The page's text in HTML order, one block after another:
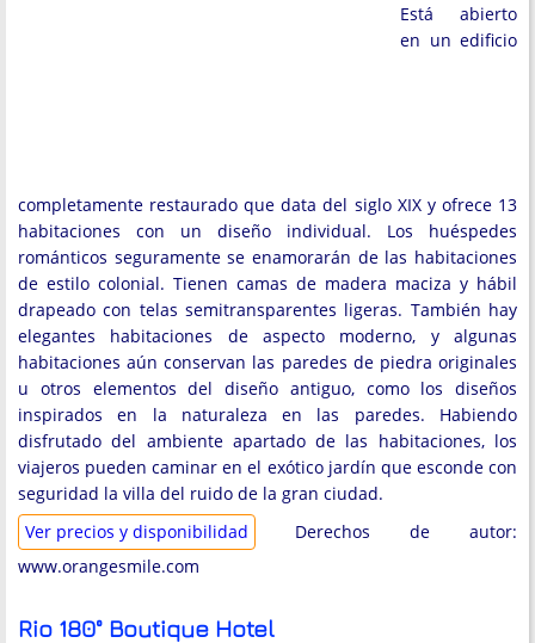
Está abierto
en un edificio
completamente restaurado que data del siglo XIX y ofrece 13
habitaciones con un diseño individual. Los huéspedes
románticos seguramente se enamorarán de las habitaciones
de estilo colonial. Tienen camas de madera maciza y hábil
drapeado con telas semitransparentes ligeras. También hay
elegantes habitaciones de aspecto moderno, y algunas
habitaciones aún conservan las paredes de piedra originales
u otros elementos del diseño antiguo, como los diseños
inspirados en la naturaleza en las paredes. Habiendo
disfrutado del ambiente apartado de las habitaciones, los
viajeros pueden caminar en el exótico jardín que esconde con
seguridad la villa del ruido de la gran ciudad.
Ver precios y disponibilidad
Derechos de autor:
www.orangesmile.com
Rio 180° Boutique Hotel